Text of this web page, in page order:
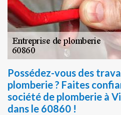
Possédez-vous des
plomberie ? Faites
société de plomberie à
dans le 60860 !